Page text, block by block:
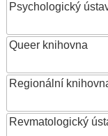
Psychologický
Queer knihovna
Regionální
Revmatologický